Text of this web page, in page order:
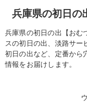
兵庫県の初日の
兵庫県の初日の出【おむ
スの初日の出、淡路サ
初日の出など、定番から
情報をお届けします。